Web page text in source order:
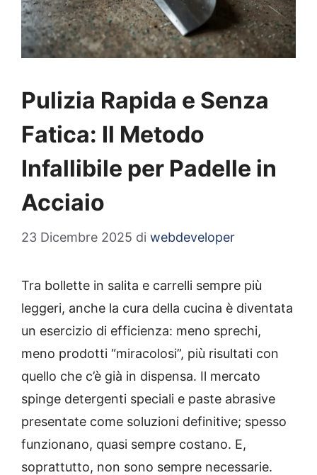
Pulizia Rapida e Senza
Fatica: Il Metodo
Infallibile per Padelle in
Acciaio
23 Dicembre 2025 di webdeveloper
Tra bollette in salita e carrelli sempre più
leggeri, anche la cura della cucina è diventata
un esercizio di efficienza: meno sprechi,
meno prodotti “miracolosi”, più risultati con
quello che c’è già in dispensa. Il mercato
spinge detergenti speciali e paste abrasive
presentate come soluzioni definitive; spesso
funzionano, quasi sempre costano. E,
soprattutto, non sono sempre necessarie.